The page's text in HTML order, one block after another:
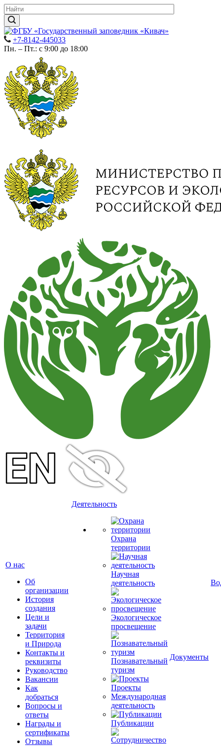
+7-8142-445033
Пн. – Пт.: с 9:00 до 18:00
О нас
Об
организации
История
создания
Цели и
задачи
Территория
и Природа
Контакты и
реквизиты
Руководство
Вакансии
Как
добраться
Вопросы и
ответы
Награды и
сертификаты
Отзывы
Деятельность
Охрана
территории
Научная
деятельность
Экологическое
просвещение
Познавательный
туризм
Проекты
Международная
деятельность
Публикации
Документы